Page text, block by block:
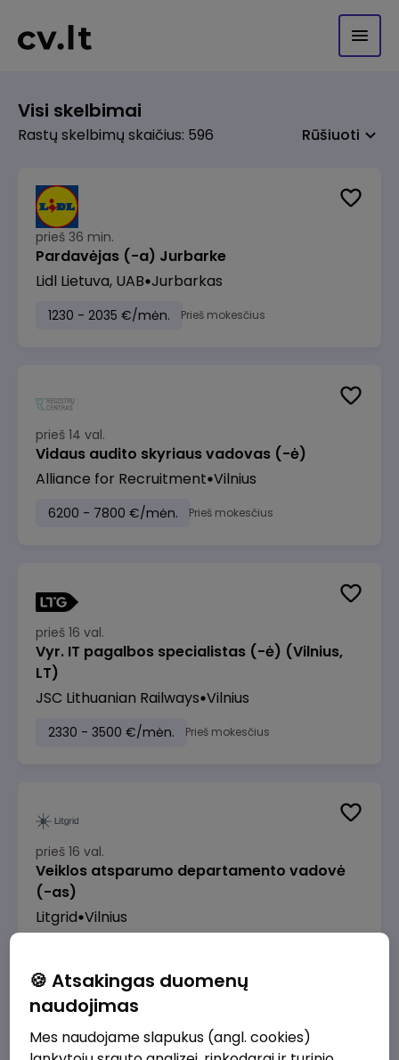
Visi skelbimai
Rastų skelbimų skaičius: 596 Rūšiuoti
prieš 36 min.
Pardavėjas (-a) Jurbarke
Lidl Lietuva, UAB Jurbarkas
1230 - 2035 €/mėn. Prieš mokesčius
prieš 14 val.
Vidaus audito skyriaus vadovas (-ė)
Alliance for Recruitment Vilnius
6200 - 7800 €/mėn. Prieš mokesčius
prieš 16 val.
Vyr. IT pagalbos specialistas (-ė) (Vilnius,
LT)
JSC Lithuanian Railways Vilnius
2330 - 3500 €/mėn. Prieš mokesčius
prieš 16 val.
Veiklos atsparumo departamento vadovė
(-as)
Litgrid Vilnius
🍪 Atsakingas duomenų
naudojimas
Mes naudojame slapukus (angl. cookies)